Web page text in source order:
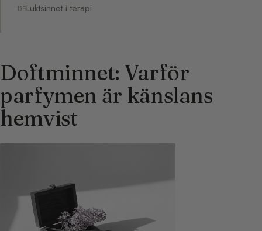
Luktsinnet i terapi
Doftminnet: Varför
parfymen är känslans
hemvist